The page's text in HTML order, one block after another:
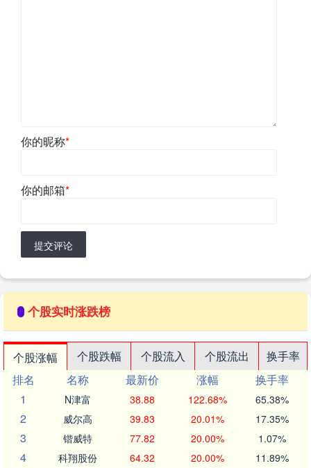
你的昵称*
你的邮箱*
提交评论
个股实时涨跌榜
个股涨幅 个股跌幅 个股流入 个股流出
换手率
排名
名称 最新价 涨幅
换手率
1
N津富 38.88 122.68% 65.38%
2 威尔高 39.83 20.01% 17.35%
3 锴威特 77.82 20.00% 1.07%
4 科翔股份 64.32 20.00% 11.89%